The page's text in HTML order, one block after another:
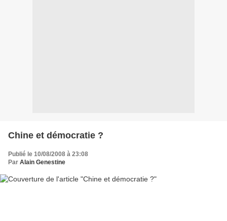
Chine et démocratie ?
Publié le 10/08/2008 à 23:08
Par Alain Genestine